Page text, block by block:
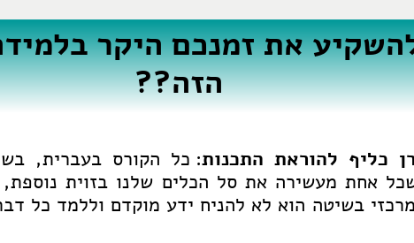
את זמנכם היקר
הזה??
כליף להוראת התכנות: כל הקורס בעברית,
אחת מעשירה את סל הכלים שלנו בזוית
בשיטה הוא לא להניח ידע מוקדם וללמד כל